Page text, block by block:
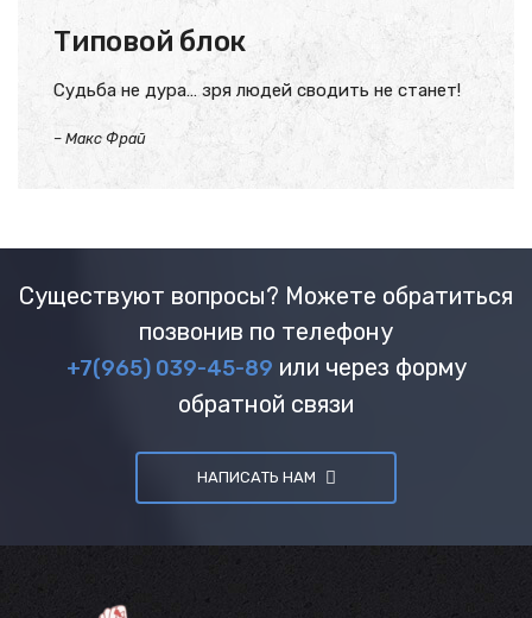
Типовой блок
Судьба не дура… зря людей сводить не станет!
– Макс Фрай
Существуют вопросы? Можете обратиться
позвонив по телефону
+7(965) 039-45-89 или через форму
обратной связи
НАПИСАТЬ НАМ